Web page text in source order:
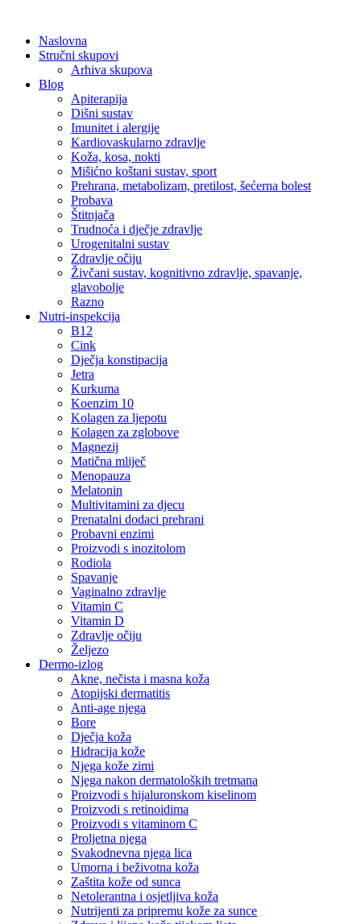
contentNaslovna
Stručni skupovi
Arhiva skupova
Blog
Apiterapija
Dišni sustav
Imunitet i alergije
Kardiovaskularno zdravlje
Koža, kosa, nokti
Mišićno koštani sustav, sport
Prehrana, metabolizam, pretilost, šećerna bolest
Probava
Štitnjača
Trudnoća i dječje zdravlje
Urogenitalni sustav
Zdravlje očiju
Živčani sustav, kognitivno zdravlje, spavanje,
glavobolje
Razno
Nutri-inspekcija
B12
Cink
Dječja konstipacija
Jetra
Kurkuma
Koenzim 10
Kolagen za ljepotu
Kolagen za zglobove
Magnezij
Matična mliječ
Menopauza
Melatonin
Multivitamini za djecu
Prenatalni dodaci prehrani
Probavni enzimi
Proizvodi s inozitolom
Rodiola
Spavanje
Vaginalno zdravlje
Vitamin C
Vitamin D
Zdravlje očiju
Željezo
Dermo-izlog
Akne, nečista i masna koža
Atopijski dermatitis
Anti-age njega
Bore
Dječja koža
Hidracija kože
Njega kože zimi
Njega nakon dermatoloških tretmana
Proizvodi s hijaluronskom kiselinom
Proizvodi s retinoidima
Proizvodi s vitaminom C
Proljetna njega
Svakodnevna njega lica
Umorna i beživotna koža
Zaštita kože od sunca
Netolerantna i osjetljiva koža
Nutrijenti za pripremu kože za sunce